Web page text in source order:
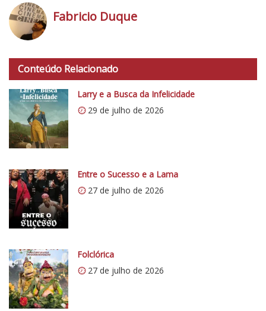
t
p
s
:
/
/
0
.
w
p
.
c
o
m
/
v
Fabricio Duque
Conteúdo Relacionado
Larry e a Busca da Infelicidade
29 de julho de 2026
Entre o Sucesso e a Lama
27 de julho de 2026
Folclórica
27 de julho de 2026